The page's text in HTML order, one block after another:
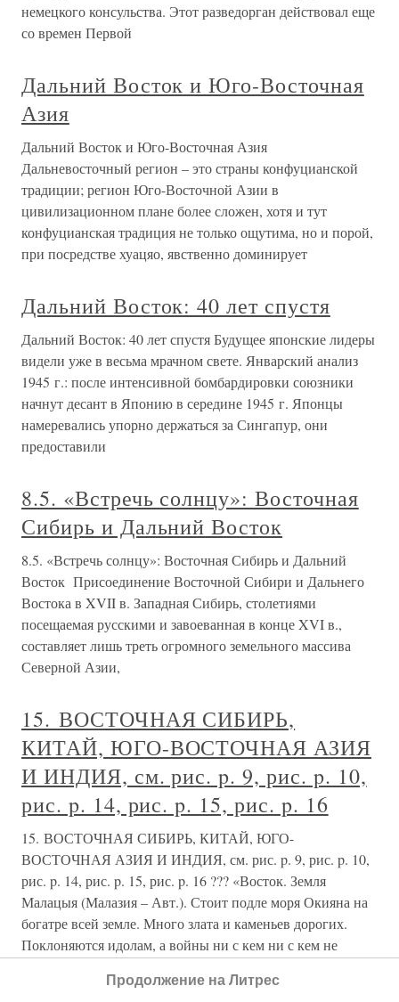
немецкого консульства. Этот разведорган действовал еще
со времен Первой
Дальний Восток и Юго-Восточная
Азия
Дальний Восток и Юго-Восточная Азия
Дальневосточный регион – это страны конфуцианской
традиции; регион Юго-Восточной Азии в
цивилизационном плане более сложен, хотя и тут
конфуцианская традиция не только ощутима, но и порой,
при посредстве хуацяо, явственно доминирует
Дальний Восток: 40 лет спустя
Дальний Восток: 40 лет спустя Будущее японские лидеры
видели уже в весьма мрачном свете. Январский анализ
1945 г.: после интенсивной бомбардировки союзники
начнут десант в Японию в середине 1945 г. Японцы
намеревались упорно держаться за Сингапур, они
предоставили
8.5. «Встречь солнцу»: Восточная
Сибирь и Дальний Восток
8.5. «Встречь солнцу»: Восточная Сибирь и Дальний
Восток Присоединение Восточной Сибири и Дальнего
Востока в XVII в. Западная Сибирь, столетиями
посещаемая русскими и завоеванная в конце XVI в.,
составляет лишь треть огромного земельного массива
Северной Азии,
15. ВОСТОЧНАЯ СИБИРЬ,
КИТАЙ, ЮГО-ВОСТОЧНАЯ АЗИЯ
И ИНДИЯ, см. рис. p. 9, рис. p. 10,
рис. p. 14, рис. p. 15, рис. p. 16
15. ВОСТОЧНАЯ СИБИРЬ, КИТАЙ, ЮГО-
ВОСТОЧНАЯ АЗИЯ И ИНДИЯ, см. рис. p. 9, рис. p. 10,
рис. p. 14, рис. p. 15, рис. p. 16 ??? «Восток. Земля
Малацыя (Малазия – Авт.). Стоит подле моря Окияна на
богатре всей земле. Много злата и каменьев дорогих.
Поклоняются идолам, а войны ни с кем ни с кем не
Продолжение на Литрес